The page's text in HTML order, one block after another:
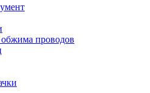
проводов